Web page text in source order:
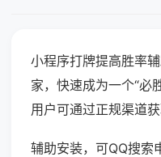
小程序打牌提高胜率
家，快速成为一个“必
用户可通过正规渠道获
辅助安装，可QQ搜